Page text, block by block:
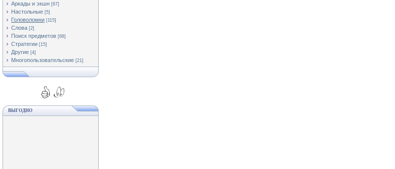
Аркады и экшн [67]
Настольные [5]
Головоломки [115]
Слова [2]
Поиск предметов [68]
Стратегии [15]
Другие [4]
Многопользовательские [21]
ВЫГОДНО